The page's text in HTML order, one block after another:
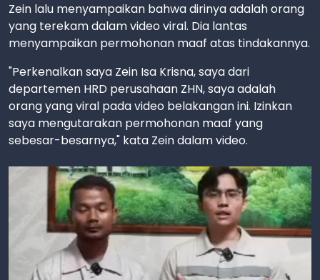
Zein lalu menyampaikan bahwa dirinya adalah orang
yang terekam dalam video viral. Dia lantas
menyampaikan permohonan maaf atas tindakannya.
"Perkenalkan saya Zein Isa Krisna, saya dari
departemen HRD perusahaan ZHN, saya adalah
orang yang viral pada video belakangan ini. Izinkan
saya mengutarakan permohonan maaf yang
sebesar-besarnya," kata Zein dalam video.